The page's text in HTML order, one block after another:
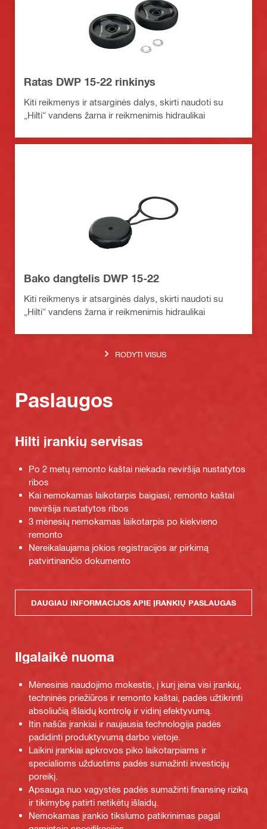
Ratas DWP 15-22 rinkinys
Kiti reikmenys ir atsarginės dalys, skirti naudoti su
„Hilti“ vandens žarna ir reikmenimis hidraulikai
Bako dangtelis DWP 15-22
Kiti reikmenys ir atsarginės dalys, skirti naudoti su
„Hilti“ vandens žarna ir reikmenimis hidraulikai
RODYTI VISUS
Paslaugos
Hilti įrankių servisas
Po 2 metų remonto kaštai niekada neviršija nustatytos
ribos
Kai nemokamas laikotarpis baigiasi, remonto kaštai
neviršija nustatytos ribos
3 mėnesių nemokamas laikotarpis po kiekvieno
remonto
Nereikalaujama jokios registracijos ar pirkimą
patvirtinančio dokumento
DAUGIAU INFORMACIJOS APIE ĮRANKIŲ PASLAUGAS
Ilgalaikė nuoma
Mėnesinis naudojimo mokestis, į kurį įeina visi įrankių,
techninės priežiūros ir remonto kaštai, padės užtikrinti
absoliučią išlaidų kontrolę ir vidinį efektyvumą.
Itin našūs įrankiai ir naujausia technologija padės
padidinti produktyvumą darbo vietoje.
Laikini įrankiai apkrovos piko laikotarpiams ir
specialioms užduotims padės sumažinti investicijų
poreikį.
Apsauga nuo vagystės padės sumažinti finansinę riziką
ir tikimybę patirti netikėtų išlaidų.
Nemokamas įrankio tikslumo patikrinimas pagal